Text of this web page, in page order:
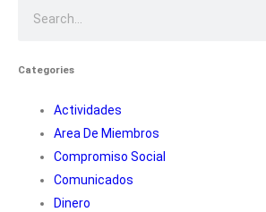
Categories
Actividades
Area De Miembros
Compromiso Social
Comunicados
Dinero